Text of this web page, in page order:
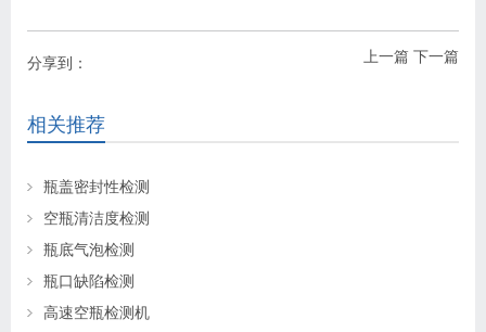
上一篇 下一篇
分享到：
相关推荐
瓶盖密封性检测
空瓶清洁度检测
瓶底气泡检测
瓶口缺陷检测
高速空瓶检测机